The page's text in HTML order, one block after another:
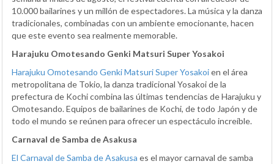
10.000 bailarines y un millón de espectadores. La música y la danza
tradicionales, combinadas con un ambiente emocionante, hacen
que este evento sea realmente memorable.
Harajuku Omotesando Genki Matsuri Super Yosakoi
Harajuku Omotesando Genki Matsuri Super Yosakoien el área
metropolitana de Tokio, la danza tradicional Yosakoi de la
prefectura de Kochi combina las últimas tendencias de Harajuku y
Omotesando. Equipos de bailarines de Kochi, de todo Japón y de
todo el mundo se reúnen para ofrecer un espectáculo increíble.
Carnaval de Samba de Asakusa
El Carnaval de Samba de Asakusa es el mayor carnaval de samba